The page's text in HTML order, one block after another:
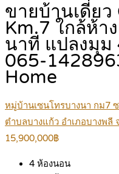
ขายบ้านเดี่ยว
Km.7 ใกล้ห้า
นาที แปลงมุม
065-
Home
หมู่บ้านเซนโทรบางนา กม7
ตำบลบางแก้ว อำเภอบางพลี
15,900,000฿
4 ห้องนอน